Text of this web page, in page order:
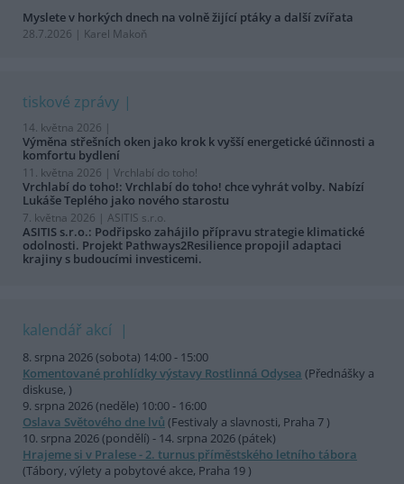
Myslete v horkých dnech na volně žijící ptáky a další zvířata
28.7.2026 | Karel Makoň
tiskové zprávy
14. května 2026 |
Výměna střešních oken jako krok k vyšší energetické účinnosti a
komfortu bydlení
11. května 2026 | Vrchlabí do toho!
Vrchlabí do toho!: Vrchlabí do toho! chce vyhrát volby. Nabízí
Lukáše Teplého jako nového starostu
7. května 2026 | ASITIS s.r.o.
ASITIS s.r.o.: Podřipsko zahájilo přípravu strategie klimatické
odolnosti. Projekt Pathways2Resilience propojil adaptaci
krajiny s budoucími investicemi.
kalendář akcí
8. srpna 2026 (sobota) 14:00 - 15:00
Komentované prohlídky výstavy Rostlinná Odysea (Přednášky a
diskuse, )
9. srpna 2026 (neděle) 10:00 - 16:00
Oslava Světového dne lvů (Festivaly a slavnosti, Praha 7 )
10. srpna 2026 (pondělí) - 14. srpna 2026 (pátek)
Hrajeme si v Pralese - 2. turnus příměstského letního tábora
(Tábory, výlety a pobytové akce, Praha 19 )